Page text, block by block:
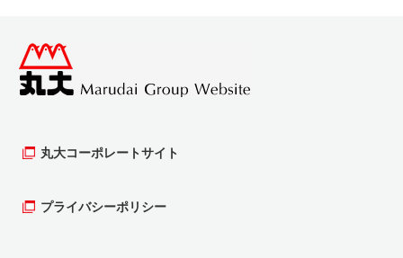
への提供は行いません。
個人情報の保管について
新の情報を保ち、安全かつ適切に管理するよう
者のもと保護、管理を行います。
丸大コーポレートサイト
プライバシーポリシー